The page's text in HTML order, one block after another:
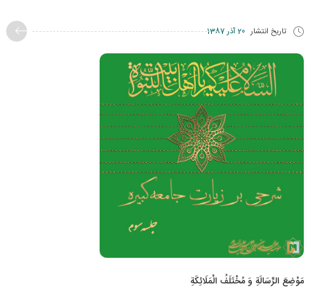
تاریخ انتشار 20 آذر 1387
مَوْضِعَ الرِّسَالَةِ وَ مُخْتَلَفُ الْمَلَائِكَةِ